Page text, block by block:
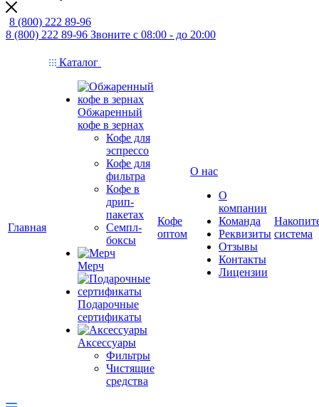
8 (800) 222 89-96
8 (800) 222 89-96 Звоните с 08:00 - до 20:00
Главная
Каталог
Обжаренный
кофе в зернах
Кофе для
эспрессо
Кофе для
фильтра
Кофе в
дрип-
пакетах
Семпл-
боксы
Мерч
Подарочные
сертификаты
Аксессуары
Фильтры
Чистящие
средства
Кофе
оптом
О нас
О
компании
Команда
Реквизиты
Отзывы
Контакты
Лицензии
система